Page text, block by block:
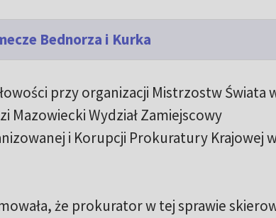
Bednorza i Kurka
przy organizacji Mistrzostw Świata
Mazowiecki Wydział Zamiejscowy
i Korupcji Prokuratury Krajowej
że prokurator w tej sprawie